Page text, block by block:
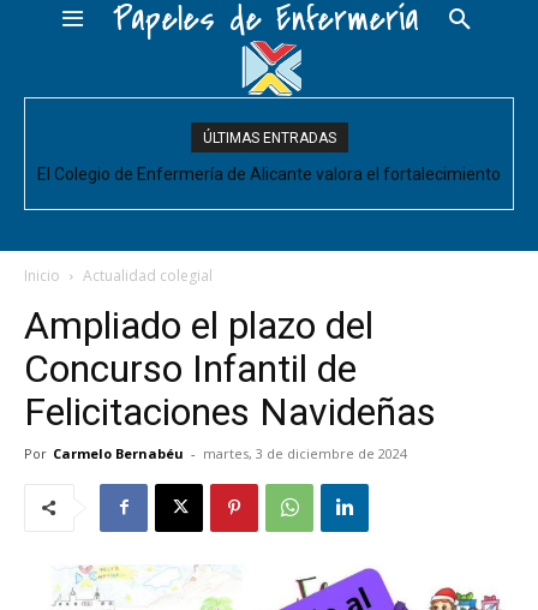
Papeles de Enfermería
ÚLTIMAS ENTRADAS
El Colegio de Enfermería de Alicante valora el fortalecimiento
acompañe de decisiones estructurales para...
Inicio Actualidad colegial
Ampliado el plazo del
Concurso Infantil de
Felicitaciones Navideñas
Por Carmelo Bernabéu - martes, 3 de diciembre de 2024